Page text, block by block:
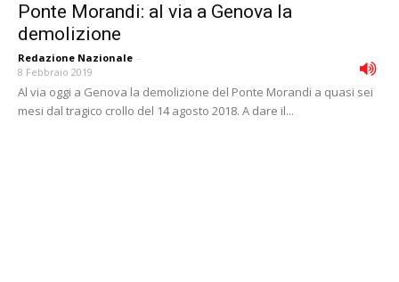
Ponte Morandi: al via a Genova la
demolizione
Redazione Nazionale -
8 Febbraio 2019
Al via oggi a Genova la demolizione del Ponte Morandi a quasi sei
mesi dal tragico crollo del 14 agosto 2018. A dare il...